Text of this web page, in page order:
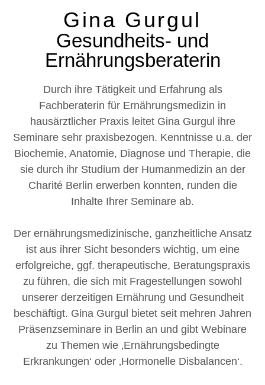
Gina Gurgul
Gesundheits- und
Ernährungsberaterin
Durch ihre Tätigkeit und Erfahrung als
Fachberaterin für Ernährungsmedizin in
hausärztlicher Praxis leitet Gina Gurgul ihre
Seminare sehr praxisbezogen. Kenntnisse u.a. der
Biochemie, Anatomie, Diagnose und Therapie, die
sie durch ihr Studium der Humanmedizin an der
Charité Berlin erwerben konnten, runden die
Inhalte Ihrer Seminare ab.
Der ernährungsmedizinische, ganzheitliche Ansatz
ist aus ihrer Sicht besonders wichtig, um eine
erfolgreiche, ggf. therapeutische, Beratungspraxis
zu führen, die sich mit Fragestellungen sowohl
unserer derzeitigen Ernährung und Gesundheit
beschäftigt. Gina Gurgul bietet seit mehren Jahren
Präsenzseminare in Berlin an und gibt Webinare
zu Themen wie ‚Ernährungsbedingte
Erkrankungen‘ oder ‚Hormonelle Disbalancen‘.